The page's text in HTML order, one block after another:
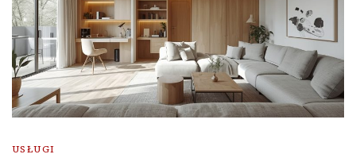
USŁUGI